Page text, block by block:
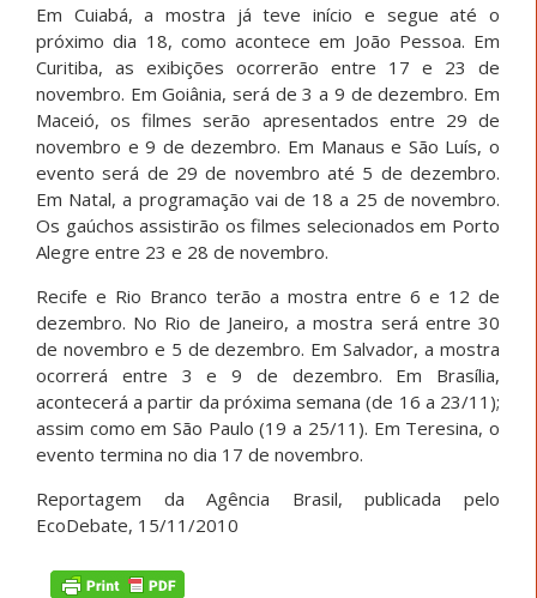
Em Cuiabá, a mostra já teve início e segue até o
próximo dia 18, como acontece em João Pessoa. Em
Curitiba, as exibições ocorrerão entre 17 e 23 de
novembro. Em Goiânia, será de 3 a 9 de dezembro. Em
Maceió, os filmes serão apresentados entre 29 de
novembro e 9 de dezembro. Em Manaus e São Luís, o
evento será de 29 de novembro até 5 de dezembro.
Em Natal, a programação vai de 18 a 25 de novembro.
Os gaúchos assistirão os filmes selecionados em Porto
Alegre entre 23 e 28 de novembro.
Recife e Rio Branco terão a mostra entre 6 e 12 de
dezembro. No Rio de Janeiro, a mostra será entre 30
de novembro e 5 de dezembro. Em Salvador, a mostra
ocorrerá entre 3 e 9 de dezembro. Em Brasília,
acontecerá a partir da próxima semana (de 16 a 23/11);
assim como em São Paulo (19 a 25/11). Em Teresina, o
evento termina no dia 17 de novembro.
Reportagem da Agência Brasil, publicada pelo
EcoDebate, 15/11/2010